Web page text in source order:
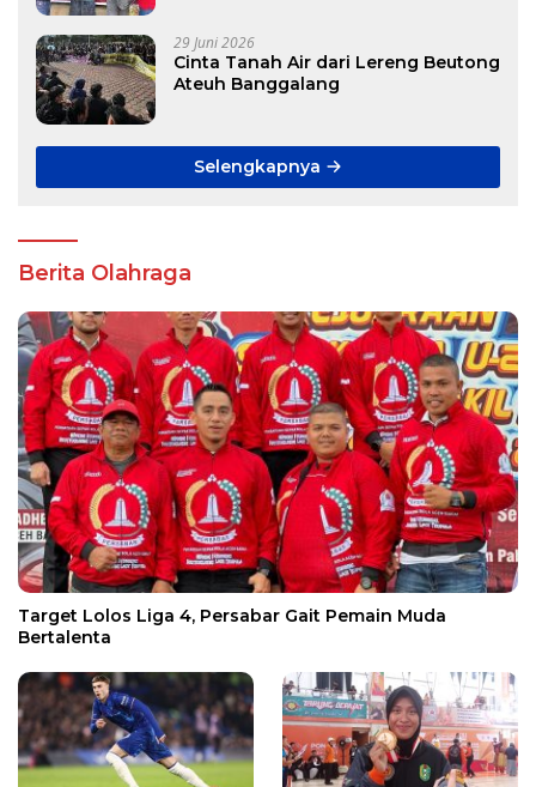
29 Juni 2026
Cinta Tanah Air dari Lereng Beutong
Ateuh Banggalang
Selengkapnya
Berita Olahraga
Target Lolos Liga 4, Persabar Gait Pemain Muda
Bertalenta